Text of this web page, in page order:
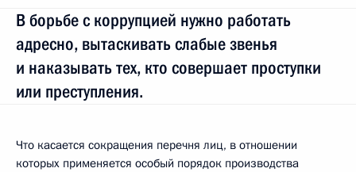
В борьбе с коррупцией нужно работать
адресно, вытаскивать слабые звенья
и наказывать тех, кто совершает проступки
или преступления.
Что касается сокращения перечня лиц, в отношении
которых применяется особый порядок производства